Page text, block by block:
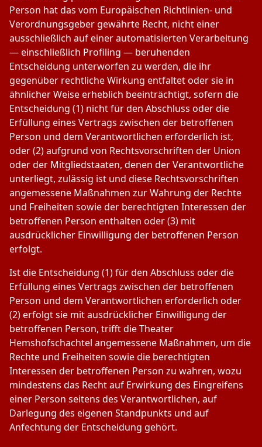
Person hat das vom Europäischen Richtlinien- und
Verordnungsgeber gewährte Recht, nicht einer
ausschließlich auf einer automatisierten Verarbeitung
— einschließlich Profiling — beruhenden
Entscheidung unterworfen zu werden, die ihr
gegenüber rechtliche Wirkung entfaltet oder sie in
ähnlicher Weise erheblich beeinträchtigt, sofern die
Entscheidung (1) nicht für den Abschluss oder die
Erfüllung eines Vertrags zwischen der betroffenen
Person und dem Verantwortlichen erforderlich ist,
oder (2) aufgrund von Rechtsvorschriften der Union
oder der Mitgliedstaaten, denen der Verantwortliche
unterliegt, zulässig ist und diese Rechtsvorschriften
angemessene Maßnahmen zur Wahrung der Rechte
und Freiheiten sowie der berechtigten Interessen der
betroffenen Person enthalten oder (3) mit
ausdrücklicher Einwilligung der betroffenen Person
erfolgt.
Ist die Entscheidung (1) für den Abschluss oder die
Erfüllung eines Vertrags zwischen der betroffenen
Person und dem Verantwortlichen erforderlich oder
(2) erfolgt sie mit ausdrücklicher Einwilligung der
betroffenen Person, trifft die Theater
Hemshofschachtel angemessene Maßnahmen, um die
Rechte und Freiheiten sowie die berechtigten
Interessen der betroffenen Person zu wahren, wozu
mindestens das Recht auf Erwirkung des Eingreifens
einer Person seitens des Verantwortlichen, auf
Darlegung des eigenen Standpunkts und auf
Anfechtung der Entscheidung gehört.